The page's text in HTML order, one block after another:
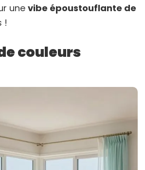
une vibe époustouflante de
!
couleurs